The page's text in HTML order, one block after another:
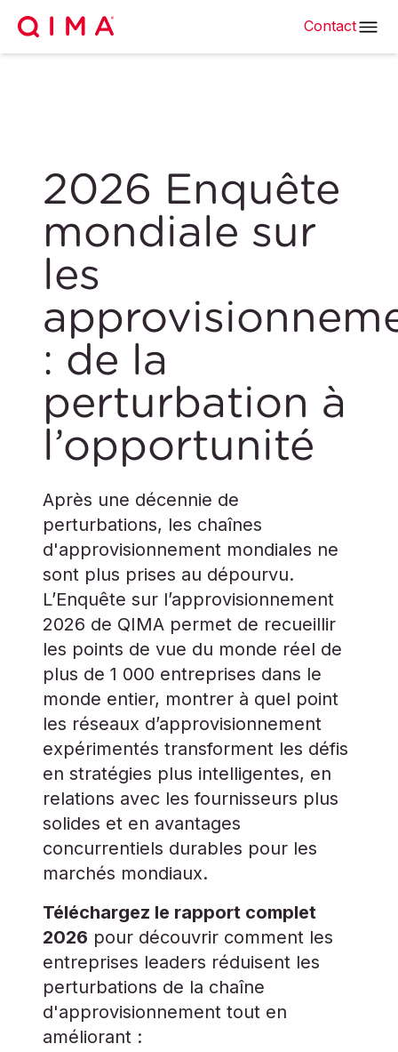
Contact
2026 Enquête
mondiale sur
les
: de la
perturbation à
l’opportunité
Après une décennie de
perturbations, les chaînes
d'approvisionnement mondiales ne
sont plus prises au dépourvu.
L’Enquête sur l’approvisionnement
2026 de QIMA permet de recueillir
les points de vue du monde réel de
plus de 1 000 entreprises dans le
monde entier, montrer à quel point
les réseaux d’approvisionnement
expérimentés transforment les défis
en stratégies plus intelligentes, en
relations avec les fournisseurs plus
solides et en avantages
concurrentiels durables pour les
marchés mondiaux.
Téléchargez le rapport complet
2026 pour découvrir comment les
entreprises leaders réduisent les
perturbations de la chaîne
d'approvisionnement tout en
améliorant :